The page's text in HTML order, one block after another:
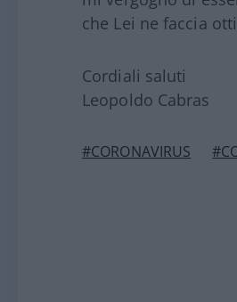
che Lei ne faccia
Cordiali saluti
Leopoldo Cabras
#CORONAVIRUS